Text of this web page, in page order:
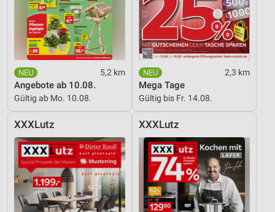
5,2 km
Angebote ab 10.08.
Gültig ab Mo. 10.08.
2,3 km
Mega Tage
Gültig bis Fr. 14.08.
XXXLutz XXXLutz